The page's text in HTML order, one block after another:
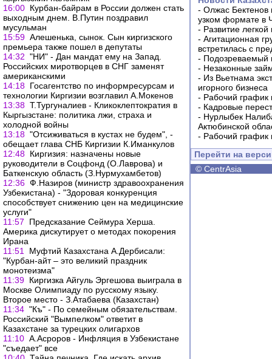
16:00 Курбан-байрам в России должен стать
выходным днем. В.Путин поздравил
мусульман
15:59 Алешенька, сынок. Сын киргизского
премьера также пошел в депутаты
14:32 "НИ" - Дан мандат ему на Запад.
Российских миротворцев в СНГ заменят
американскими
14:18 Госагентство по информресурсам и
технологии Киргизии возглавил А.Мокенов
13:38 Т.Тургуналиев - Кликоклептократия в
Кыргызстане: политика лжи, страха и
холодной войны
13:18 "Отсиживаться в кустах не будем", -
обещает глава СНБ Киргизии К.Иманкулов
12:48 Киргизия: назначены новые
руководители в Соцфонд (О.Лаврова) и
Баткенскую область (З.Нурмухамбетов)
12:36 Ф.Назиров (министр здравоохранения
Узбекистана) - "Здоровая конкуренция
способствует снижению цен на медицинские
услуги"
11:57
Предсказание Сеймура Херша.
Америка дискутирует о методах покорения
Ирана
11:51
Муфтий Казахстана А.Дербисали:
"Курбан-айт – это великий праздник
монотеизма"
11:39 Киргизка Айгуль Эргешова выиграла в
Москве Олимпиаду по русскому языку.
Второе место - З.Атабаева (Казахстан)
11:34 "Къ" - По семейным обязательствам.
Российский "Вымпелком" ответит в
Казахстане за турецких олигархов
11:10 А.Асроров - Инфляция в Узбекистане
"съедает" все
- Олжас Бектенов
узком формате в
- Развитие
- Агитационная
встретилась с
- Подозреваемый
- Незаконные
- Из Вьетнама
игорного бизнеса
- Рабочий график
- Кадровые
- Нурлыбек
Актюбинской
- Рабочий график
Перейти на
© CentrAsia